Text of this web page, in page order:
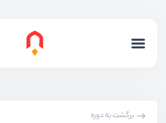
برگشت به دوره